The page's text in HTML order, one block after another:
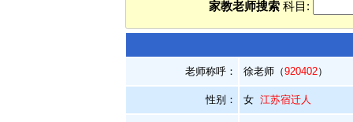
家教老师搜索 科目:
老师称呼： 徐老师（920402）
性别： 女 江苏宿迁人